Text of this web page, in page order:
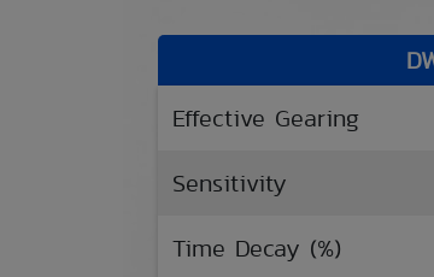
Effective Gearing
Sensitivity
Time Decay (%)